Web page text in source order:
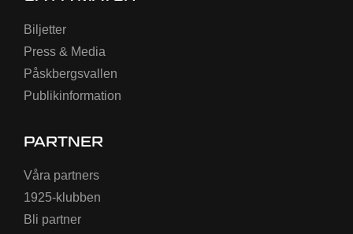
Biljetter
Press & Media
Påskbergsvallen
Publikinformation
PARTNER
Våra partners
1925-klubben
Bli partner